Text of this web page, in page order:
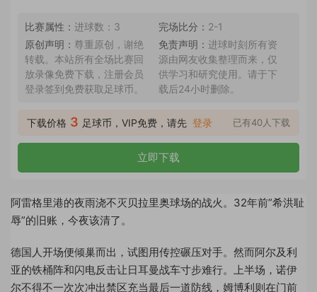
比赛属性： 进球数：3 完场比分： 2-1
原创声明： 尊重原创，谢绝
转载。本站所有全场比赛回
放录像免费下载，注册会员
登录签到免费获取足球币。
免责声明： 进球时刻所有资
源由网友收集整理而来，仅
供学习和研究使用。请于下
载后24小时删除。
下载价格 3 足球币，VIP免费，请先 登录 已有40人下载
立即下载
阿雷格里港的夜雨浇不灭贝拉里奥球场的战火。32年前”希洪耻
辱”的旧账，今夜该清了。
德国人开场便倾巢而出，试图用传控碾压对手。然而阿尔及利
亚的铁桶阵和闪电反击让日耳曼战车寸步难行。上半场，诺伊
尔不得不一次次冲出禁区充当最后一道防线，姆博利则在门前